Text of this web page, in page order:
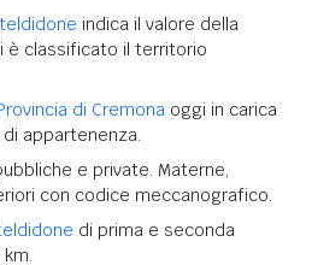
indica il valore della
è classificato il territorio
di Cremona oggi in carica
appartenenza.
e private. Materne,
con codice meccanografico.
di prima e seconda